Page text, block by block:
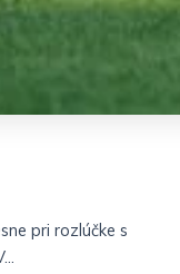
pri rozlúčke s